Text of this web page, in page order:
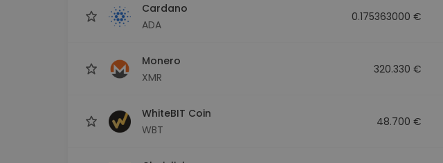
Cardano
ADA
0.175363000 €
Monero
XMR
320.330 €
WhiteBIT Coin
WBT
48.700 €